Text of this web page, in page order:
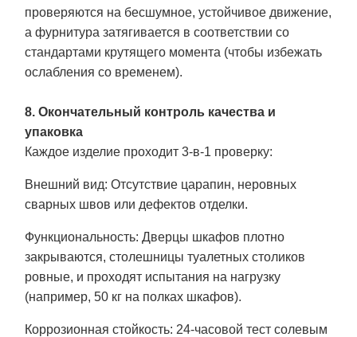
проверяются на бесшумное, устойчивое движение,
а фурнитура затягивается в соответствии со
стандартами крутящего момента (чтобы избежать
ослабления со временем).
8. Окончательный контроль качества и
упаковка
Каждое изделие проходит 3-в-1 проверку:
Внешний вид: Отсутствие царапин, неровных
сварных швов или дефектов отделки.
Функциональность: Дверцы шкафов плотно
закрываются, столешницы туалетных столиков
ровные, и проходят испытания на нагрузку
(например, 50 кг на полках шкафов).
Коррозионная стойкость: 24-часовой тест солевым